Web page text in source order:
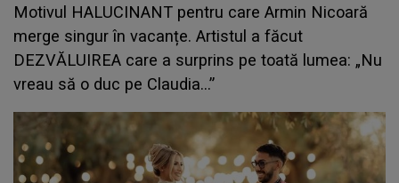
Motivul HALUCINANT pentru care Armin Nicoară
merge singur în vacanțe. Artistul a făcut
DEZVĂLUIREA care a surprins pe toată lumea: „Nu
vreau să o duc pe Claudia...”